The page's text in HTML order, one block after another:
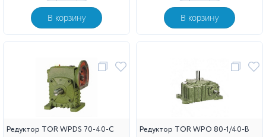
В корзину В корзину
Редуктор TOR WPDS 70-40-C Редуктор TOR WPO 80-1/40-B